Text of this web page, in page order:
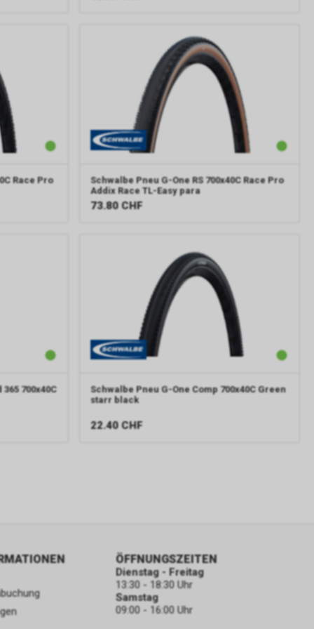
Race Pro
Schwalbe Pneu G-One RS 700x40C Race Pro
Addix Race TL-Easy para
73.80 CHF
700x40C
Schwalbe Pneu G-One Comp 700x40C Green
starr black
22.40 CHF
ÖFFNUNGSZEITEN
Dienstag - Freitag
13:30 - 18:30 Uhr
Samstag
09:00 - 16:00 Uhr